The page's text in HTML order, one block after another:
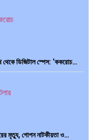
থেকে ডিজিটাল স্পেস: ‘ককরোচ…
মৃত্যু, গোপন নাটকীয়তা ও…